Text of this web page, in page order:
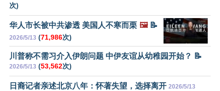
次)
华人市长被中共渗透 美国人不寒而栗 🖼️📝
2026/5/13 (71,986次)
川普称不需习介入伊朗问题 中伊友谊从幼稚园开始？ 📝
2026/5/13 (53,562次)
日裔记者亲述北京八年：怀著失望，选择离开 2026/5/13